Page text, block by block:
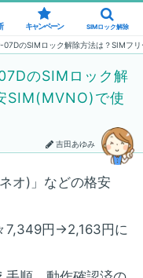
キャンペーン SIMロック解除
のSIMロック解除方法は？SIMフ
のSIMロック解
SIM(MVNO)で使
吉田あゆみ
オ)」などの格安
7,349円→2,163円に
キャンペーン SIMロック解除